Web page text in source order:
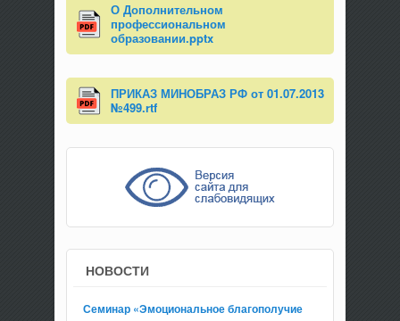
О Дополнительном
профессиональном
образовании.pptx
ПРИКАЗ МИНОБРАЗ РФ от 01.07.2013
№499.rtf
НОВОСТИ
Семинар «Эмоциональное благополучие